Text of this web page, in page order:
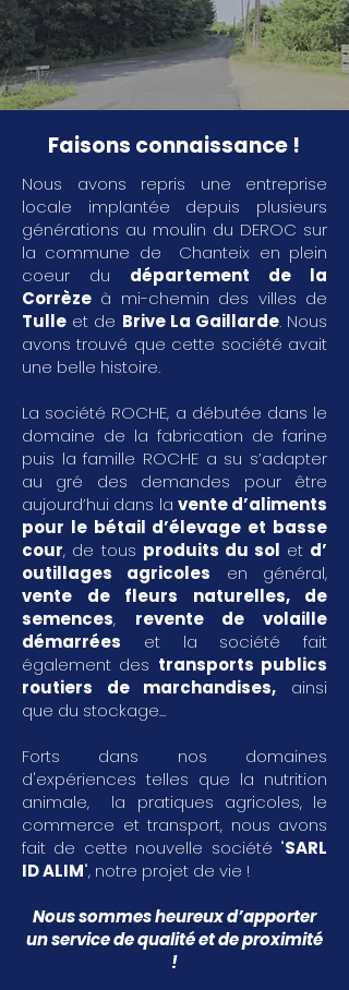
Faisons connaissance !
Nous avons repris une entreprise
locale implantée depuis plusieurs
générations au moulin du DEROC sur
la commune de Chanteix en plein
coeur du département de la
Corrèze à mi-chemin des villes de
Tulle et de Brive La Gaillarde. Nous
avons trouvé que cette société avait
une belle histoire.
La société ROCHE, a débutée dans le
domaine de la fabrication de farine
puis la famille ROCHE a su s’adapter
au gré des demandes pour être
aujourd’hui dans la vente d’aliments
pour le bétail d’élevage et basse
cour, de tous produits du sol et d’
outillages agricoles en général,
vente de fleurs naturelles, de
semences, revente de volaille
démarrées et la société fait
également des transports publics
routiers de marchandises, ainsi
que du stockage...
Forts dans nos domaines
d'expériences telles que la nutrition
animale, la pratiques agricoles, le
commerce et transport, nous avons
fait de cette nouvelle société "SARL
ID ALIM", notre projet de vie !
Nous sommes heureux d’apporter
un service de qualité et de proximité
!